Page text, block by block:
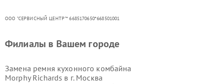
ООО "СЕРВИСНЫЙ ЦЕНТР"* 6685170650*668501001
Филиалы в Вашем городе
Замена ремня кухонного комбайна
Morphy Richards в г. Москва